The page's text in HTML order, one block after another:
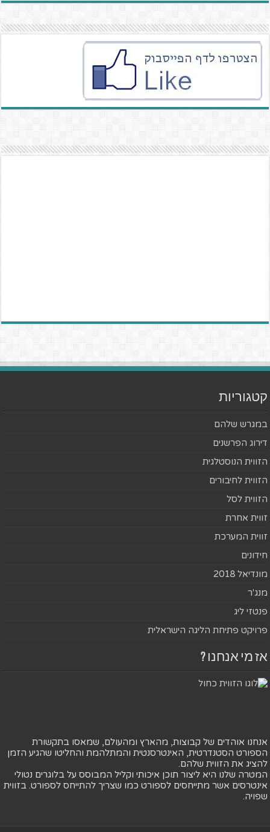
קטגוריות
במגרש שלהם
דירוג הפרשנים
הזווית הנוסטלגית
הזווית לחיבורים
הזווית לסל
זווית אחרת
זווית המערכת
חידונים
מונדיאל 2018
מנג'ר
פנטזי ליג
פרויקט פתיחת הליגה הישראלית
אז מי אנחנו ?
אנחנו אוהדים של קבוצות, מהארץ ומהעולם, שמאסו בתקשורת
הספורט הסטנדרטית, האינטרסנטית והמתלהמת והחליטו שהגיע הזמן
להציג את הזווית שלהם.
המטרה שלנו היא ליצור תוכן איכותי וקליל המבוסס על בלוגרים נטולי
אינטרסים אשר מתייחסים לספורט כמו שצריך להתייחס לספורט. בזווית
שפויה.